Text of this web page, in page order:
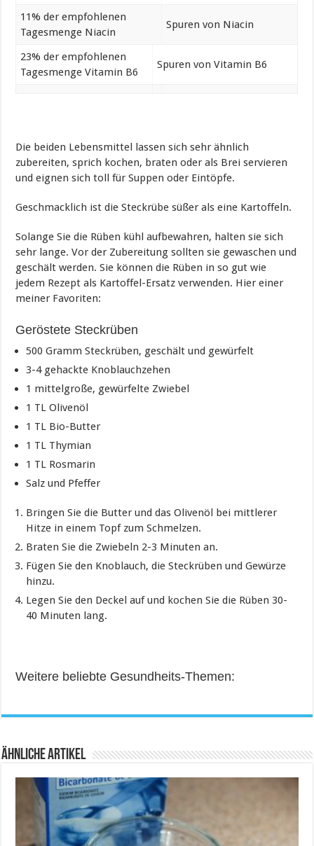
11% der empfohlenen
Tagesmenge Niacin
Spuren von Niacin
23% der empfohlenen
Tagesmenge Vitamin B6
Spuren von Vitamin B6
Die beiden Lebensmittel lassen sich sehr ähnlich
zubereiten, sprich kochen, braten oder als Brei servieren
und eignen sich toll für Suppen oder Eintöpfe.
Geschmacklich ist die Steckrübe süßer als eine Kartoffeln.
Solange Sie die Rüben kühl aufbewahren, halten sie sich
sehr lange. Vor der Zubereitung sollten sie gewaschen und
geschält werden. Sie können die Rüben in so gut wie
jedem Rezept als Kartoffel-Ersatz verwenden. Hier einer
meiner Favoriten:
Geröstete Steckrüben
500 Gramm Steckrüben, geschält und gewürfelt
3-4 gehackte Knoblauchzehen
1 mittelgroße, gewürfelte Zwiebel
1 TL Olivenöl
1 TL Bio-Butter
1 TL Thymian
1 TL Rosmarin
Salz und Pfeffer
Bringen Sie die Butter und das Olivenöl bei mittlerer
Hitze in einem Topf zum Schmelzen.
Braten Sie die Zwiebeln 2-3 Minuten an.
Fügen Sie den Knoblauch, die Steckrüben und Gewürze
hinzu.
Legen Sie den Deckel auf und kochen Sie die Rüben 30-
40 Minuten lang.
Weitere beliebte Gesundheits-Themen:
Ähnliche Artikel